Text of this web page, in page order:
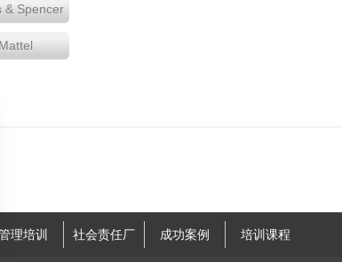
& Spencer
Mattel
理培训 社会责任厂 成功案例 培训课程